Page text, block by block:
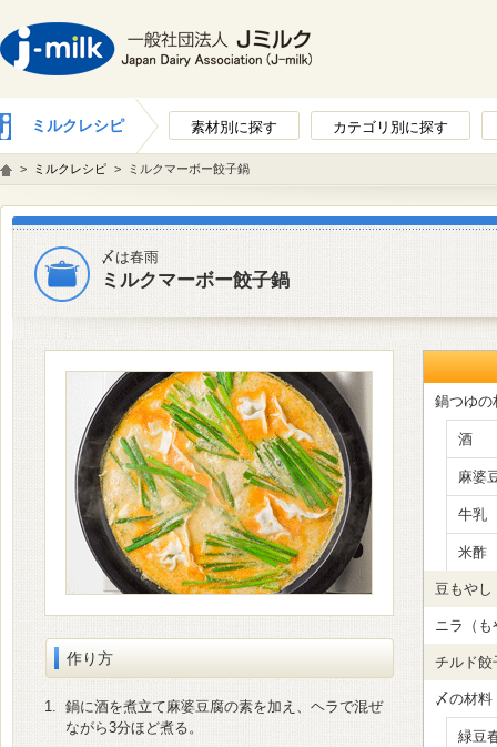
ミルクレシピ 素材別に探す カテゴリ別に探す
> ミルクレシピ > ミルクマーボー餃子鍋
〆は春雨
ミルクマーボー餃子鍋
作り方
1. 鍋に酒を煮立て麻婆豆腐の素を加え、ヘラで混ぜ
ながら3分ほど煮る。
鍋つゆの
酒
麻婆
牛乳
米酢
豆もやし
ニラ（も
チルド餃
〆の材料
緑豆